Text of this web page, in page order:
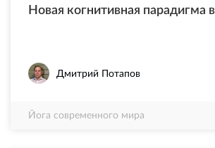
Новая когнитивная парадигма
Дмитрий Потапов
Йога современного мира